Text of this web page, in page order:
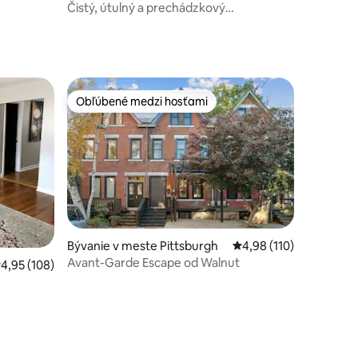
Čistý, útulný a prechádzkový
ohodnotenie 4,95 z 5, počet hodnotení: 108
4,95 (108)
Obľúbené medzi hosťami
Obľúbené medzi hosťami
Bývanie v meste Pittsburgh Priemerné
4,98 (110)
Avant-Garde Escape od Walnut